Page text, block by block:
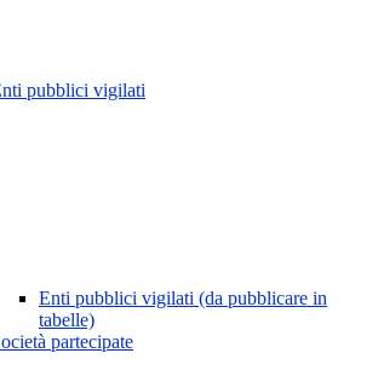
pubblici vigilati
Enti pubblici vigilati (da pubblicare in
tabelle)
partecipate